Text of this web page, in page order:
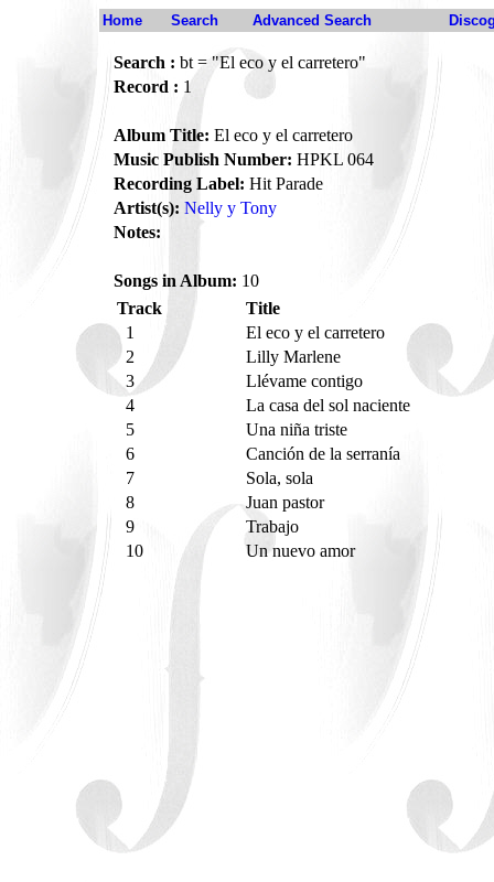
Home Search Advanced Search
Search : bt = "El eco y el carretero"
Record : 1
Album Title: El eco y el carretero
Music Publish Number: HPKL 064
Recording Label: Hit Parade
Artist(s): Nelly y Tony
Notes:
Songs in Album: 10
Track
Title
1
El eco y el carretero
2
Lilly Marlene
3
Llévame contigo
4
La casa del sol naciente
5
Una niña triste
6
Canción de la serranía
7
Sola, sola
8
Juan pastor
9
Trabajo
10
Un nuevo amor